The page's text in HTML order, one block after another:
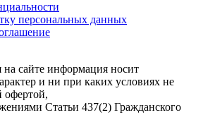
персональных данных
на сайте информация носит
и ни при каких условиях не
офертой,
Статьи 437(2) Гражданского